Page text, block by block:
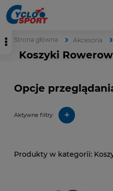
Strona główna Akcesoria
Koszyki
Opcje
Aktywne filtry: +